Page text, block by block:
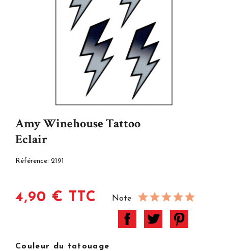
Amy Winehouse Tattoo
Eclair
Référence: 2191
4,90 € TTC Note
Couleur du tatouage